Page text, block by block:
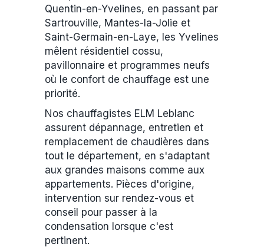
Quentin-en-Yvelines, en passant par
Sartrouville, Mantes-la-Jolie et
Saint-Germain-en-Laye, les Yvelines
mêlent résidentiel cossu,
pavillonnaire et programmes neufs
où le confort de chauffage est une
priorité.
Nos chauffagistes ELM Leblanc
assurent dépannage, entretien et
remplacement de chaudières dans
tout le département, en s'adaptant
aux grandes maisons comme aux
appartements. Pièces d'origine,
intervention sur rendez-vous et
conseil pour passer à la
condensation lorsque c'est
pertinent.